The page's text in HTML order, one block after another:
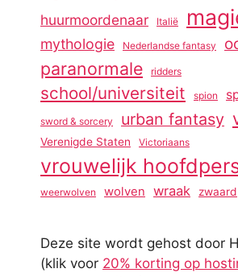
huurmoordenaar Italië
mythologie Nederlandse fantasy
paranormale ridders
school/universiteit spion
sword & sorcery urban fantasy
Verenigde Staten Victoriaans
vrouwelijk
weerwolven wolven wraak zwaard
Deze site wordt gehost door
(klik voor 20% korting op